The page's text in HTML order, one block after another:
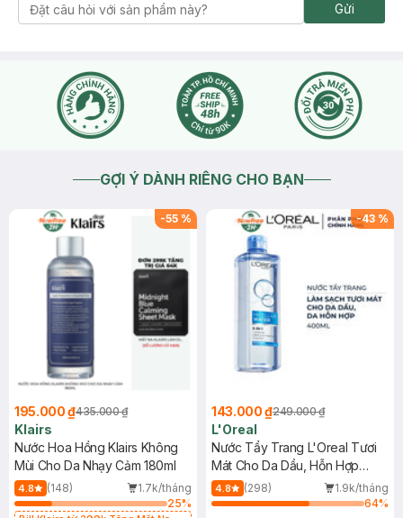
Gửi
GỢI Ý DÀNH RIÊNG CHO BẠN
-55 %
195.000 ₫435.000 ₫
Klairs
Nước Hoa Hồng Klairs Không
Mùi Cho Da Nhạy Cảm 180ml
4.8 (148)
1.7k/tháng
25%
-43 %
143.000 ₫249.000 ₫
L'Oreal
Nước Tẩy Trang L'Oreal Tươi
Mát Cho Da Dầu, Hỗn Hợp
400ml
4.8 (298)
1.9k/tháng
64%